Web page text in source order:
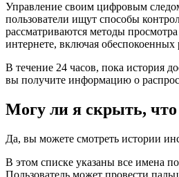
Управление своим цифровым
пользователи ищут способы
рассматриваются методы
интернете, включая обеспокоенных
В течение 24 часов, пока история
вы получите информацию о
Могу ли я скрыть, что
Да, вы можете смотреть истории
В этом списке указаны все имена